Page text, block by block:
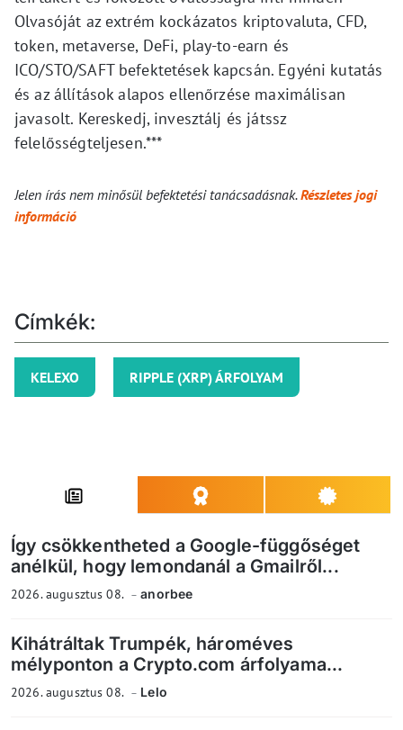
Olvasóját az extrém kockázatos kriptovaluta, CFD,
token, metaverse, DeFi, play-to-earn és
ICO/STO/SAFT befektetések kapcsán. Egyéni kutatás
és az állítások alapos ellenőrzése maximálisan
javasolt. Kereskedj, invesztálj és játssz
felelősségteljesen.***
Jelen írás nem minősül befektetési tanácsadásnak.Részletes jogi
információ
Címkék:
KELEXO RIPPLE (XRP) ÁRFOLYAM
Így csökkentheted a Google-függőséget
anélkül, hogy lemondanál a Gmailről...
2026. augusztus 08. anorbee
Kihátráltak Trumpék, hároméves
mélyponton a Crypto.com árfolyama...
2026. augusztus 08. Lelo